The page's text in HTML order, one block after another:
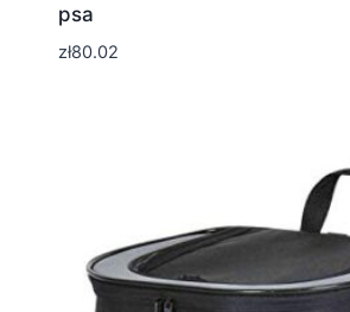
psa
zł80.02